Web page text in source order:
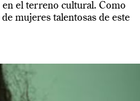
el terreno cultural. Como
mujeres talentosas de este